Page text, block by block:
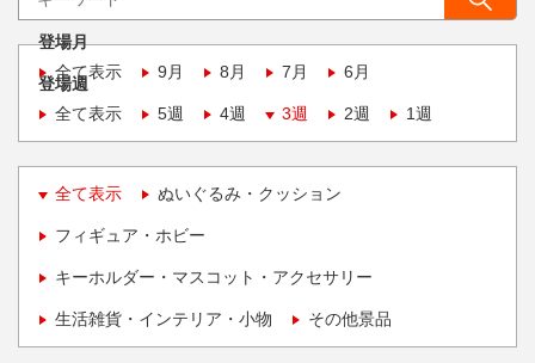
登場月
全て表示
9月 8月 7月 6月
登場週
全て表示
5週 4週 3週 2週 1週
全て表示 ぬいぐるみ・クッション
フィギュア・ホビー
キーホルダー・マスコット・アクセサリー
生活雑貨・インテリア・小物 その他景品